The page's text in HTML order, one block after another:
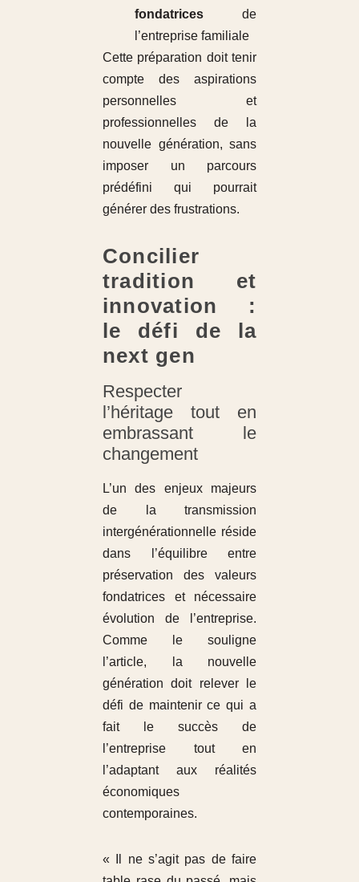
fondatricesde
l’entreprise familiale
Cette préparation doit tenir
compte des aspirations
personnelles et
professionnelles de la
nouvelle génération, sans
imposer un parcours
prédéfini qui pourrait
générer des frustrations.
Concilier
tradition et
innovation :
le défi de la
next gen
Respecter
l’héritage tout en
embrassant le
changement
L’un des enjeux majeurs
de la transmission
intergénérationnelle réside
dans l’équilibre entre
préservation des valeurs
fondatrices et nécessaire
évolution de l’entreprise.
Comme le souligne
l’article, la nouvelle
génération doit relever le
défi de maintenir ce qui a
fait le succès de
l’entreprise tout en
l’adaptant aux réalités
économiques
contemporaines.
« Il ne s’agit pas de faire